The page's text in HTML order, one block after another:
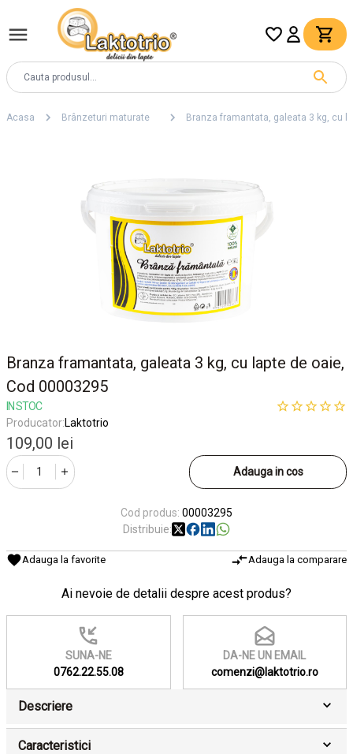
Acasa Brânzeturi maturate Branza framantata, galeata 3 kg, cu
Branza framantata, galeata 3 kg, cu lapte de oaie,
Cod 00003295
IN STOC
Producator:Laktotrio
109,00 lei
Adauga in cos
Cod produs: 00003295
Distribuie:
Adauga la favorite Adauga la comparare
Ai nevoie de detalii despre acest produs?
SUNA-NE
0762.22.55.08
DA-NE UN EMAIL
comenzi@laktotrio.ro
Descriere
Caracteristici